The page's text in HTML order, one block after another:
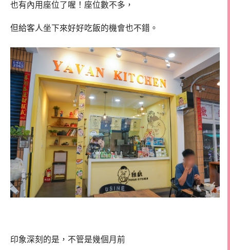
也有內用座位了喔！座位數不多，
但給客人坐下來好好吃飯的機會也不錯。
印象深刻的是，不管是幾個月前